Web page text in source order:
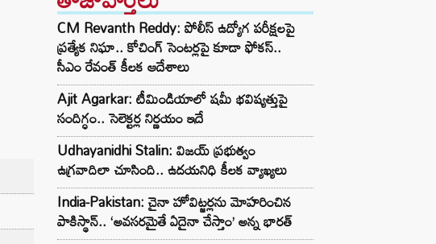
CM Revanth Reddy: పోలీస్ ఉద్యోగ పరీక్షలపై
ప్రత్యేక నిఘా.. కోచింగ్ సెంటర్లపై కూడా ఫోకస్..
సీఎం రేవంత్ కీలక ఆదేశాలు
Ajit Agarkar: టీమిండియాలో షమీ భవిష్యత్తుపై
సందిగ్ధం.. సెలెక్టర్ల నిర్ణయం ఇదే
Udhayanidhi Stalin: విజయ్ ప్రభుత్వం
ఉగ్రవాదిలా చూసింది.. ఉదయనిధి కీలక వ్యాఖ్యలు
India-Pakistan: చైనా హోవిట్జర్లను మోహరించిన
పాకిస్థాన్.. ‘అవసరమైతే ఏదైనా చేస్తాం’ అన్న భారత్